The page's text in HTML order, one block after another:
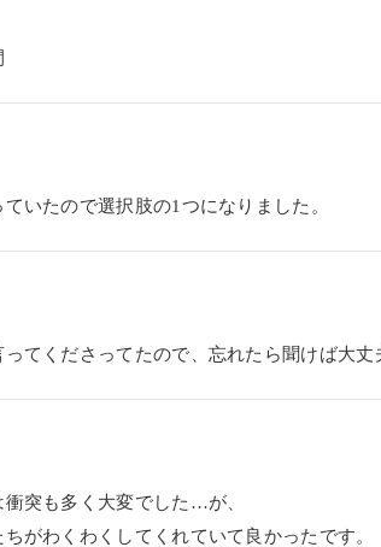
いたので選択肢の1つになりました。
てくださってたので、忘れたら聞けば大丈
突も多く大変でした…が、
がわくわくしてくれていて良かったです。